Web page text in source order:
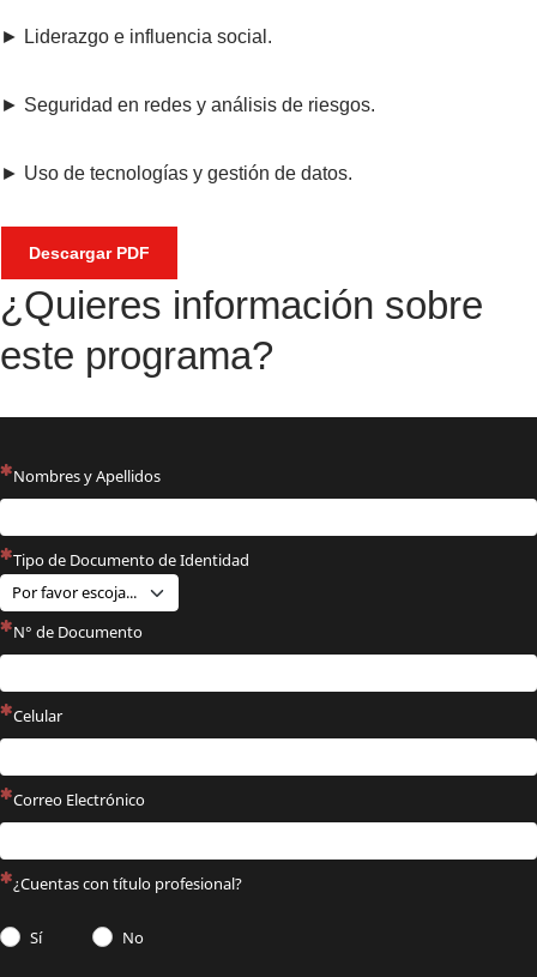
► Liderazgo e influencia social.
► Seguridad en redes y análisis de riesgos.
► Uso de tecnologías y gestión de datos.
Descargar PDF
¿Quieres información sobre
este programa?